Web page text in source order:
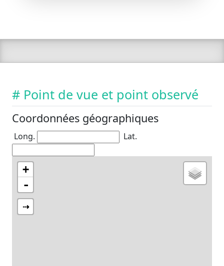
# Point de vue et point observé
Coordonnées géographiques
Long. Lat.
+
-
⇢